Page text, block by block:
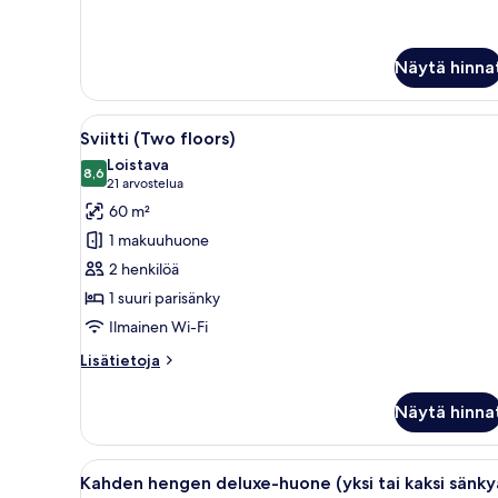
Näytä
Avaa
kaikki
huonetyypin
Sviitti
(Two
floors)
kuvat
Moderni makuuhuone, jossa
11
Sviitti (Two floors)
8,68,6 kautta 10
Loistava
21 arvostelua
(21
arvostelua)
60 m²
1 makuuhuone
2 henkilöä
1 suuri parisänky
Ilmainen Wi-Fi
Lisätietoja
Lisätietoja
floors)
Näytä
Avaa
Hotellihuone, jossa on suuri
16
Kahden hengen deluxe-huone (yksi tai kaksi